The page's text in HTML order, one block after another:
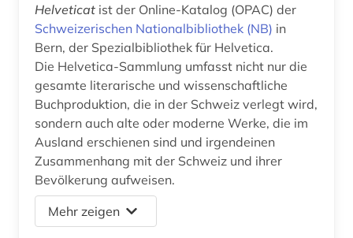
Helveticat ist der Online-Katalog (OPAC) der
Schweizerischen Nationalbibliothek (NB) in
Bern, der Spezialbibliothek für Helvetica.
Die Helvetica-Sammlung umfasst nicht nur die
gesamte literarische und wissenschaftliche
Buchproduktion, die in der Schweiz verlegt wird,
sondern auch alte oder moderne Werke, die im
Ausland erschienen sind und irgendeinen
Zusammenhang mit der Schweiz und ihrer
Bevölkerung aufweisen.
Mehr zeigen